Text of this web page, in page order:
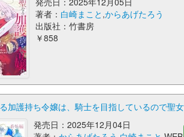
著者： 白崎まこと ,からあげたろう
出版社：竹書房
￥858
加護持ち令嬢は、騎士を目指しているので
発売日：2025年12月04日